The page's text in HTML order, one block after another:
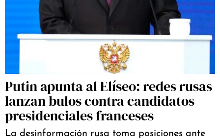
Putin apunta al Elíseo: redes rusas
lanzan bulos contra candidatos
presidenciales franceses
La desinformación rusa toma posiciones ante